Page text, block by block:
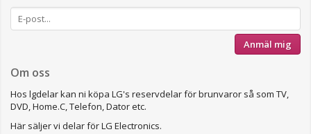
Anmäl mig
Om oss
Hos lgdelar kan ni köpa LG's reservdelar för brunvaror så som TV,
DVD, Home.C, Telefon, Dator etc.
Här säljer vi delar för LG Electronics.